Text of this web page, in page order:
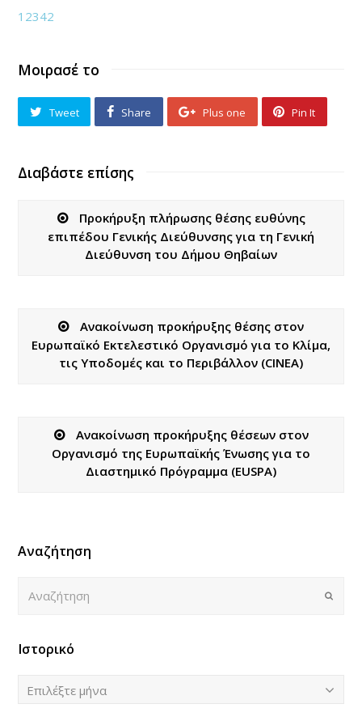
12342
Μοιρασέ το
Tweet Share Plus one Pin It
Διαβάστε επίσης
Προκήρυξη πλήρωσης θέσης ευθύνης
επιπέδου Γενικής Διεύθυνσης για τη Γενική
Διεύθυνση του Δήμου Θηβαίων
Ανακοίνωση προκήρυξης θέσης στον
Ευρωπαϊκό Εκτελεστικό Οργανισμό για το Κλίμα,
τις Υποδομές και το Περιβάλλον (CINEA)
Ανακοίνωση προκήρυξης θέσεων στον
Οργανισμό της Ευρωπαϊκής Ένωσης για το
Διαστημικό Πρόγραμμα (EUSPA)
Αναζήτηση
Submit
Ιστορικό
Ιστορικό
Επιλέξτε μήνα